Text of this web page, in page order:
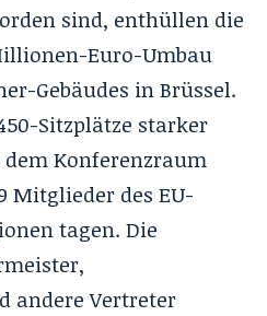
sind, enthüllen die
Euro-Umbau
Gebäudes in Brüssel.
Sitzplätze starker
dem Konferenzraum
Mitglieder des EU-
tagen. Die
andere Vertreter